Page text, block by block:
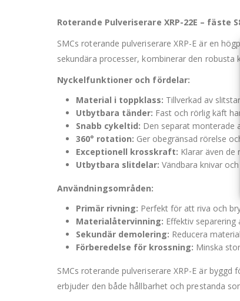
Roterande Pulveriserare XRP-22E – fäste
SMCs roterande pulveriserare XRP-E är en
sekundära processer, kombinerar den
Nyckelfunktioner och fördelar:
Material i toppklass: Tillverkad av
Utbytbara tänder: Fast och rörlig käft
Snabb cykeltid: Den separat monterade
360° rotation: Ger obegränsad rörelse
Exceptionell krosskraft: Klarar även de
Utbytbara slitdelar: Vändbara knivar
Användningsområden:
Primär rivning: Perfekt för att riva och
Materialåtervinning: Effektiv
Sekundär demolering: Reducera
Förberedelse för krossning: Minska
SMCs roterande pulveriserare XRP-E är
erbjuder den både hållbarhet och prestanda